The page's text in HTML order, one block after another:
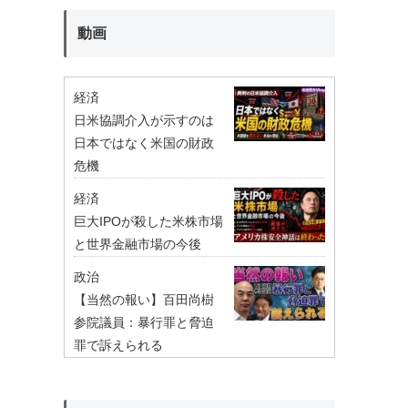
動画
経済
日米協調介入が示すのは
日本ではなく米国の財政
危機
経済
巨大IPOが殺した米株市場
と世界金融市場の今後
政治
【当然の報い】百田尚樹
参院議員：暴行罪と脅迫
罪で訴えられる